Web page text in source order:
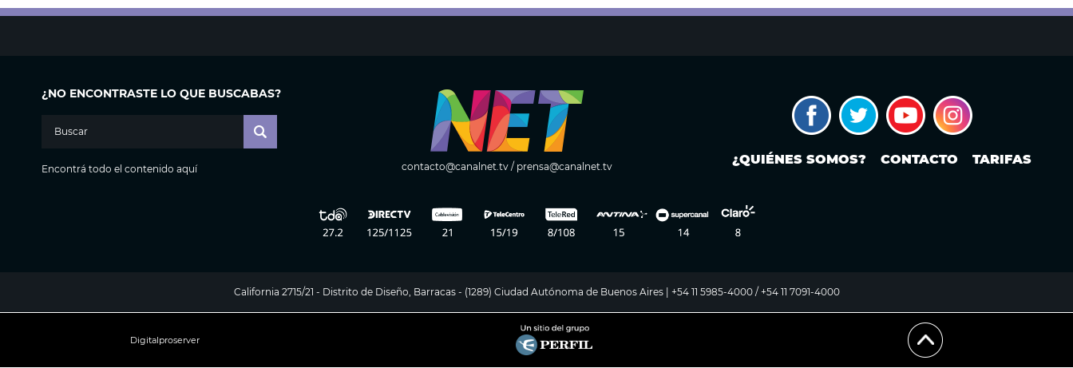
¿NO ENCONTRASTE LO QUE BUSCABAS?
Encontrá todo el contenido aquí contacto@canalnet.tv/ prensa@canalnet.tv ¿QUIÉNES SOMOS? CONTACTO TARIFAS
California 2715/21 - Distrito de Diseño, Barracas - (1289) Ciudad Autónoma de Buenos Aires | +54 11 5985-4000 / +54 11 7091-4000
Digitalproserver